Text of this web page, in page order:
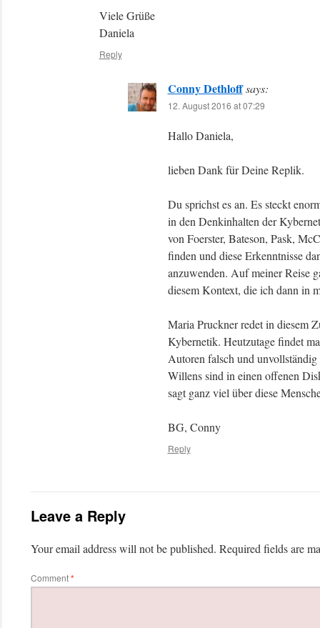
Viele Grüße
Daniela
Reply
Conny Dethloff says:
12. August 2016 at 07:29
Hallo Daniela,
lieben Dank für Deine Replik.
Du sprichst es an. Es steckt
in den Denkinhalten der
von Foerster, Bateson, Pask,
finden und diese Erkenntnisse
anzuwenden. Auf meiner Reise
diesem Kontext, die ich dann in
Maria Pruckner redet in diesem
Kybernetik. Heutzutage findet
Autoren falsch und
Willens sind in einen offenen
sagt ganz viel über diese
BG, Conny
Reply
Leave a Reply
Your email address will not be published. Required fields are
Comment*